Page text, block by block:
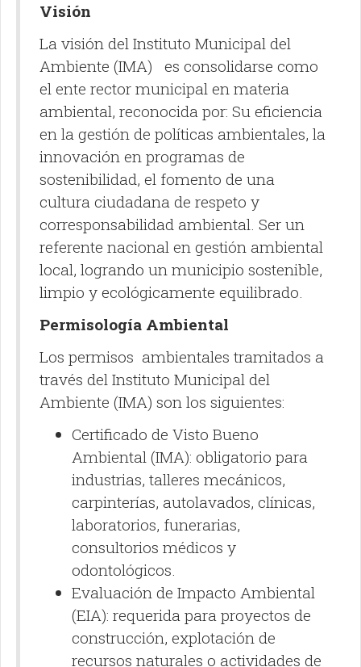
Visión
La visión del Instituto Municipal del
Ambiente (IMA) es consolidarse como
el ente rector municipal en materia
ambiental, reconocida por: Su eficiencia
en la gestión de políticas ambientales, la
innovación en programas de
sostenibilidad, el fomento de una
cultura ciudadana de respeto y
corresponsabilidad ambiental. Ser un
referente nacional en gestión ambiental
local, logrando un municipio sostenible,
limpio y ecológicamente equilibrado.
Permisología Ambiental
Los permisos ambientales tramitados a
través del Instituto Municipal del
Ambiente (IMA) son los siguientes:
Certificado de Visto Bueno
Ambiental (IMA): obligatorio para
industrias, talleres mecánicos,
carpinterías, autolavados, clínicas,
laboratorios, funerarias,
consultorios médicos y
odontológicos.
Evaluación de Impacto Ambiental
(EIA): requerida para proyectos de
construcción, explotación de
recursos naturales o actividades de